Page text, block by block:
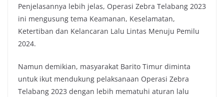
Penjelasannya lebih jelas, Operasi Zebra Telabang 2023
ini mengusung tema Keamanan, Keselamatan,
Ketertiban dan Kelancaran Lalu Lintas Menuju Pemilu
2024.
Namun demikian, masyarakat Barito Timur diminta
untuk ikut mendukung pelaksanaan Operasi Zebra
Telabang 2023 dengan lebih mematuhi aturan lalu